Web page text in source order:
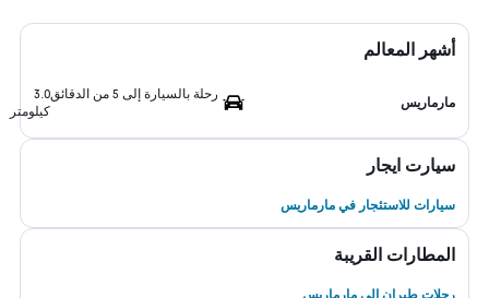
أشهر المعالم
مارماريس
رحلة بالسيارة إلى 5 من الدقائق
3.0
كيلومتر
سيارت ايجار
سيارات للاستئجار في مارماريس
المطارات القريبة
رحلات طيران إلى مارماريس